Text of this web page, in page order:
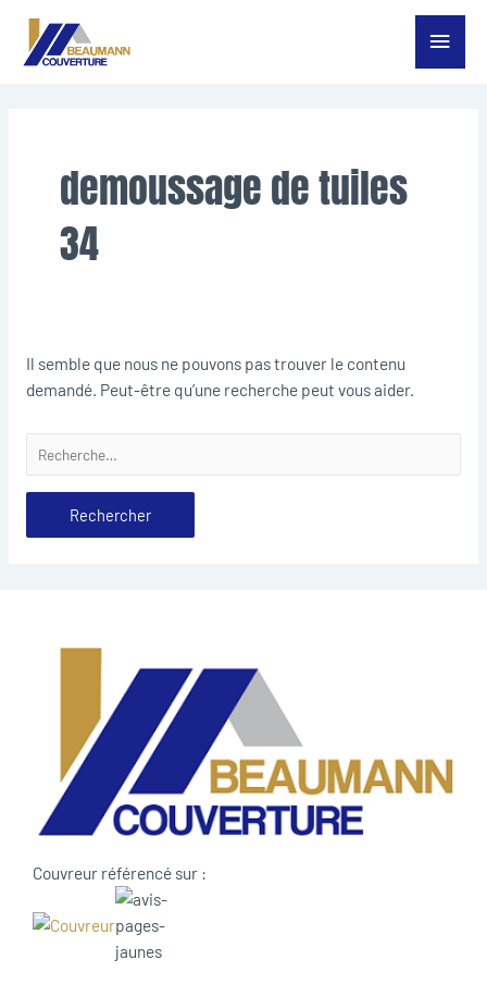
Aller
Menu
demoussage de tuiles
34
Il semble que nous ne pouvons pas trouver le contenu
demandé. Peut-être qu’une recherche peut vous aider.
Couvreur référencé sur :